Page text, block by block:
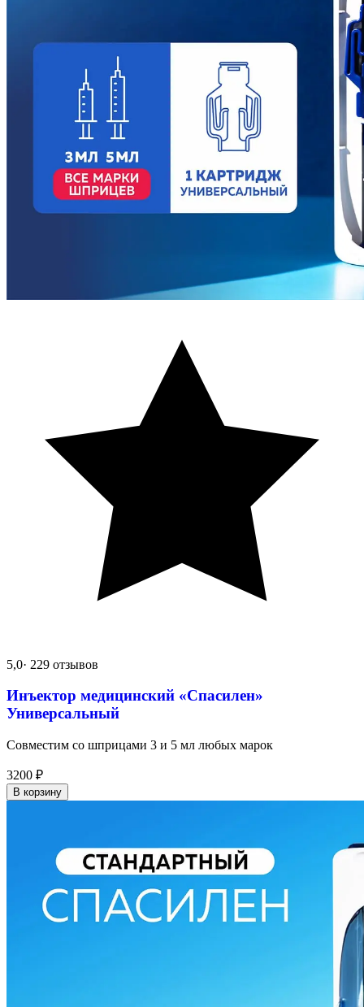
5,0· 229 отзывов
Инъектор медицинский «Спасилен»
Универсальный
Совместим со шприцами 3 и 5 мл любых марок
3200 ₽
В корзину